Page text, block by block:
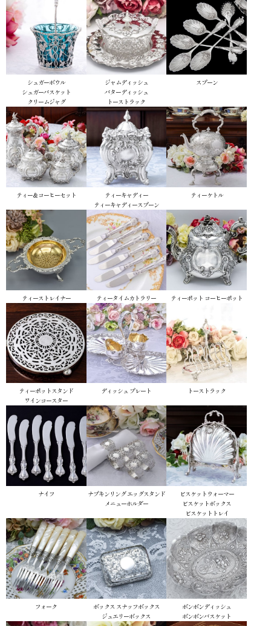
シュガーボウル
シュガーバスケット
クリームジャグ
ジャムディッシュ
バターディッシュ
トーストラック
スプーン
ティー＆コーヒーセット
ティーキャディー
ティーキャディースプーン
ティーケトル
ティーストレイナー ティータイムカトラリー ティーポット コーヒーポット
ティーポットスタンド
ワインコースター
ディッシュ プレート トーストラック
ナイフ ナプキンリングエッグスタンド
メニューホルダー
ビスケットウォーマー
ビスケットボックス
ビスケットトレイ
フォーク ボックス スナッフボックス
ジュエリーボックス
ボンボンディッシュ
ボンボンバスケット